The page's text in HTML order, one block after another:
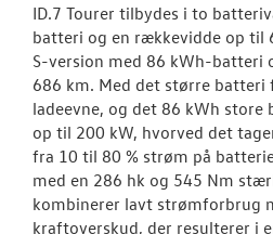
ID.7 Tourer tilbydes i to
batteri og en rækkevidde op til
S-version med 86 kWh-batteri
686 km. Med det større batteri
ladeevne, og det 86 kWh store
op til 200 kW, hvorved det
fra 10 til 80 % strøm på
med en 286 hk og 545 Nm
kombinerer lavt strømforbrug
kraftoverskud, der resulterer i